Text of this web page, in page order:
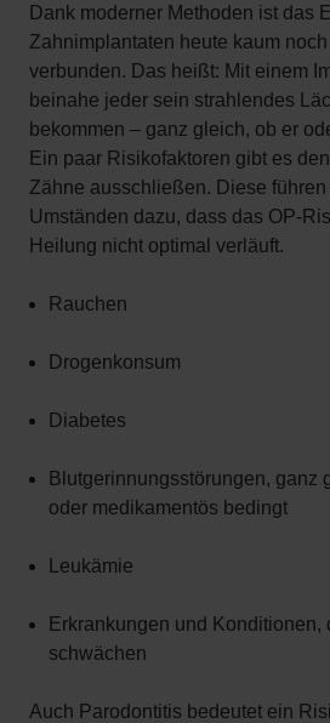
Dank moderner Methoden ist das
Zahnimplantaten heute kaum
verbunden. Das heißt: Mit einem
beinahe jeder sein strahlendes
bekommen – ganz gleich, ob er
Ein paar Risikofaktoren gibt es
Zähne ausschließen. Diese
Umständen dazu, dass das OP-
Heilung nicht optimal verläuft.
Rauchen
Drogenkonsum
Diabetes
Blutgerinnungsstörungen, ganz
oder medikamentös bedingt
Leukämie
Erkrankungen und Konditionen,
schwächen
Auch Parodontitis bedeutet ein